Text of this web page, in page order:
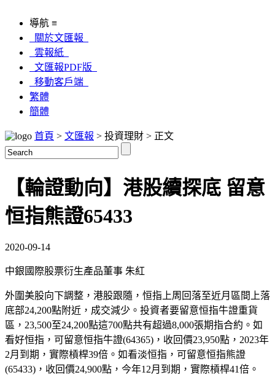
導航 ≡
關於文匯報
雲報紙
文匯報PDF版
移動客戶端
繁體
簡體
首頁 > 文匯報 > 投資理財 > 正文
【輪證動向】港股續探底 留意
恒指熊證65433
2020-09-14
中銀國際股票衍生產品董事 朱紅
外圍美股向下調整，港股跟隨，恒指上周回落至近月區間上落
底部24,200點附近，成交減少。投資者要留意恒指牛證重貨
區，23,500至24,200點這700點共有超過8,000張期指合約。如
看好恒指，可留意恒指牛證(64365)，收回價23,950點，2023年
2月到期，實際槓桿39倍。如看淡恒指，可留意恒指熊證
(65433)，收回價24,900點，今年12月到期，實際槓桿41倍。